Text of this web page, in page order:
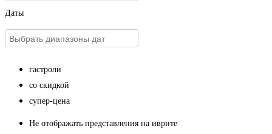
Даты
гастроли
со скидкой
супер-цена
Не отображать представления на иврите